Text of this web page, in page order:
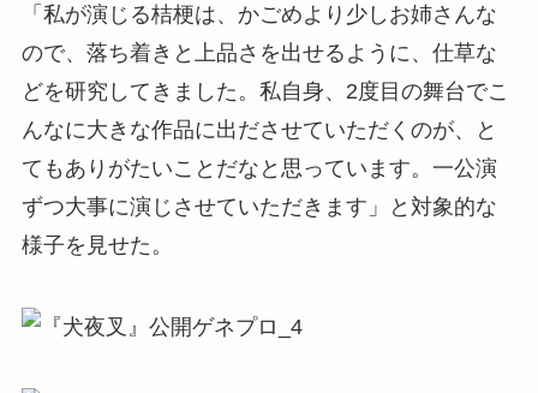
「私が演じる桔梗は、かごめより少しお姉さんな
ので、落ち着きと上品さを出せるように、仕草な
どを研究してきました。私自身、2度目の舞台でこ
んなに大きな作品に出ださせていただくのが、と
てもありがたいことだなと思っています。一公演
ずつ大事に演じさせていただきます」と対象的な
様子を見せた。